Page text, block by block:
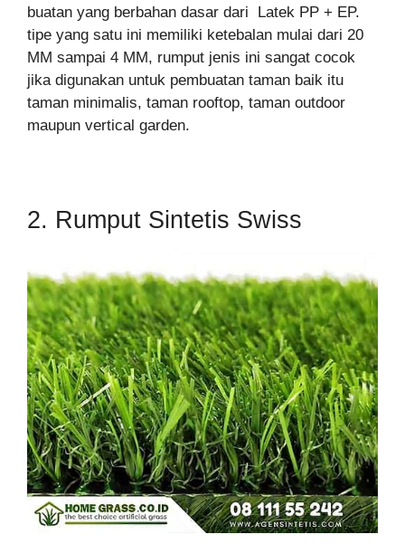
buatan yang berbahan dasar dari Latek PP + EP.
tipe yang satu ini memiliki ketebalan mulai dari 20
MM sampai 4 MM, rumput jenis ini sangat cocok
jika digunakan untuk pembuatan taman baik itu
taman minimalis, taman rooftop, taman outdoor
maupun vertical garden.
2. Rumput Sintetis Swiss